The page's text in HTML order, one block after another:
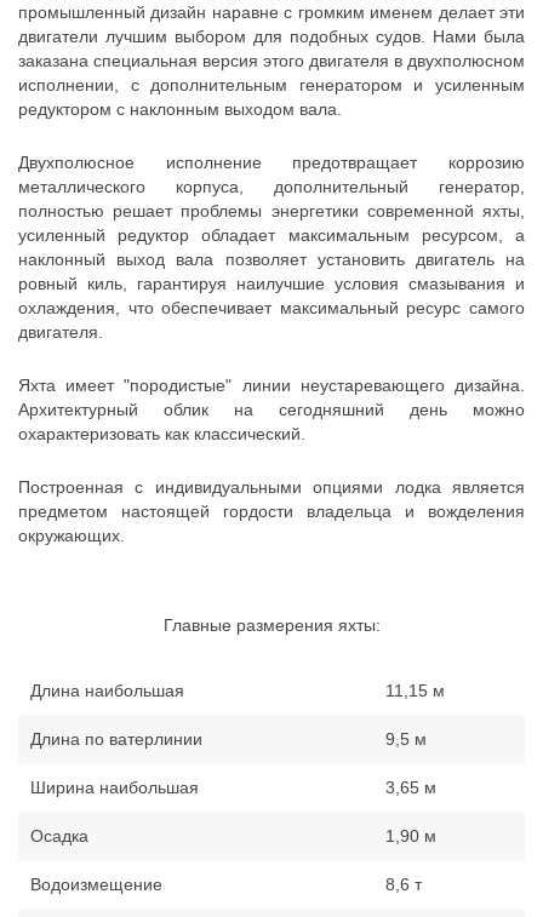
промышленный дизайн наравне с громким именем делает эти
двигатели лучшим выбором для подобных судов. Нами была
заказана специальная версия этого двигателя в двухполюсном
исполнении, с дополнительным генератором и усиленным
редуктором с наклонным выходом вала.
Двухполюсное исполнение предотвращает коррозию
металлического корпуса, дополнительный генератор,
полностью решает проблемы энергетики современной яхты,
усиленный редуктор обладает максимальным ресурсом, а
наклонный выход вала позволяет установить двигатель на
ровный киль, гарантируя наилучшие условия смазывания и
охлаждения, что обеспечивает максимальный ресурс самого
двигателя.
Яхта имеет "породистые" линии неустаревающего дизайна.
Архитектурный облик на сегодняшний день можно
охарактеризовать как классический.
Построенная с индивидуальными опциями лодка является
предметом настоящей гордости владельца и вожделения
окружающих.
Главные размерения яхты:
Длина наибольшая 11,15 м
Длина по ватерлинии 9,5 м
Ширина наибольшая 3,65 м
Осадка 1,90 м
Водоизмещение 8,6 т